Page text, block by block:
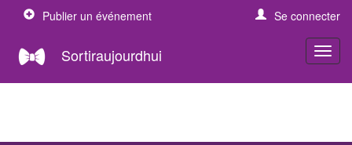
Publier un événement Se connecter
Sortiraujourdhui